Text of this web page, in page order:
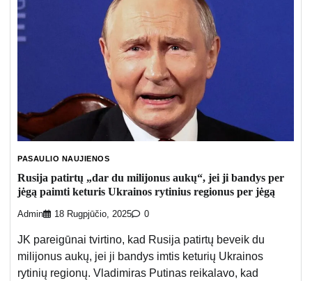
PASAULIO NAUJIENOS
Rusija patirtų „dar du milijonus aukų“, jei ji bandys per
jėgą paimti keturis Ukrainos rytinius regionus per jėgą
Admin 18 Rugpjūčio, 2025 0
JK pareigūnai tvirtino, kad Rusija patirtų beveik du
milijonus aukų, jei ji bandys imtis keturių Ukrainos
rytinių regionų. Vladimiras Putinas reikalavo, kad